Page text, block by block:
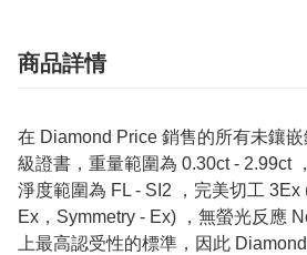
商品詳情
在 Diamond Price 銷售的所有未鑲
級證書，重量範圍為 0.30ct - 2.99ct
淨度範圍為 FL - SI2 ，完美切工
Ex，Symmetry - Ex) ，無螢光反應
上最高認受性的標準，因此